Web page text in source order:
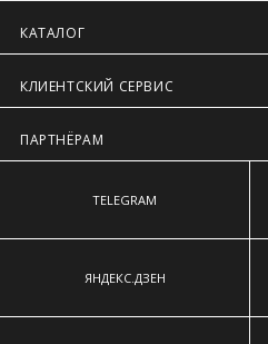
КАТАЛОГ
КЛИЕНТСКИЙ СЕРВИС
ПАРТНЁРАМ
TELEGRAM
ЯНДЕКС.ДЗЕН